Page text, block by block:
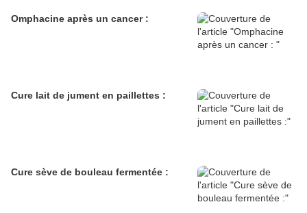
Omphacine après un cancer :
Cure lait de jument en paillettes :
Cure sève de bouleau fermentée :